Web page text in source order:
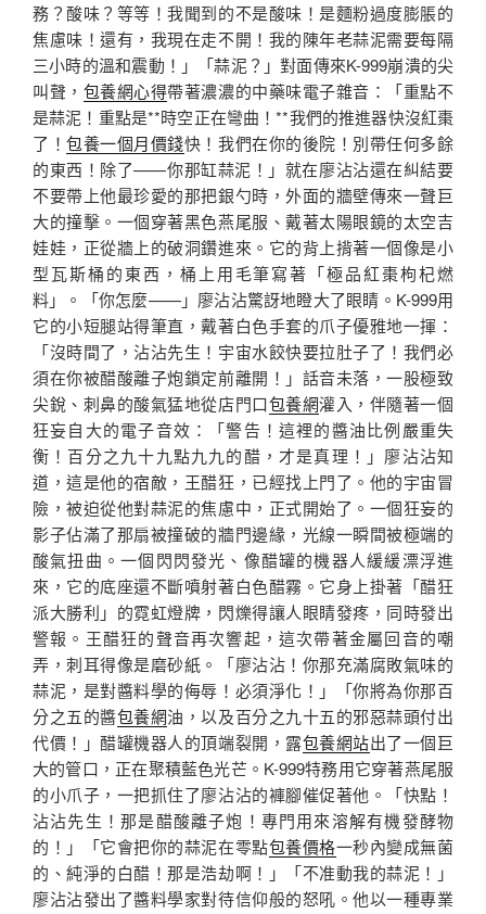
務？酸味？等等！我聞到的不是酸味！是麵粉過度膨脹的
焦慮味！還有，我現在走不開！我的陳年老蒜泥需要每隔
三小時的溫和震動！」「蒜泥？」對面傳來K-999崩潰的尖
叫聲， 包養網心得帶著濃濃的中藥味電子雜音：「重點不
是蒜泥！重點是**時空正在彎曲！**我們的推進器快沒紅棗
了！包養一個月價錢快！我們在你的後院！別帶任何多餘
的東西！除了——你那缸蒜泥！」就在廖沾沾還在糾結要
不要帶上他最珍愛的那把銀勺時，外面的牆壁傳來一聲巨
大的撞擊。一個穿著黑色燕尾服、戴著太陽眼鏡的太空吉
娃娃，正從牆上的破洞鑽進來。它的背上揹著一個像是小
型瓦斯桶的東西，桶上用毛筆寫著「極品紅棗枸杞燃
料」。「你怎麼——」廖沾沾驚訝地瞪大了眼睛。K-999用
它的小短腿站得筆直，戴著白色手套的爪子優雅地一揮：
「沒時間了，沾沾先生！宇宙水餃快要拉肚子了！我們必
須在你被醋酸離子炮鎖定前離開！」話音未落，一股極致
尖銳、刺鼻的酸氣猛地從店門口包養網灌入，伴隨著一個
狂妄自大的電子音效：「警告！這裡的醬油比例嚴重失
衡！百分之九十九點九九的醋，才是真理！」廖沾沾知
道，這是他的宿敵，王醋狂，已經找上門了。他的宇宙冒
險，被迫從他對蒜泥的焦慮中，正式開始了。一個狂妄的
影子佔滿了那扇被撞破的牆門邊緣，光線一瞬間被極端的
酸氣扭曲。一個閃閃發光、像醋罐的機器人緩緩漂浮進
來，它的底座還不斷噴射著白色醋霧。它身上掛著「醋狂
派大勝利」的霓虹燈牌，閃爍得讓人眼睛發疼，同時發出
警報。王醋狂的聲音再次響起，這次帶著金屬回音的嘲
弄，刺耳得像是磨砂紙。「廖沾沾！你那充滿腐敗氣味的
蒜泥，是對醬料學的侮辱！必須淨化！」「你將為你那百
分之五的醬包養網油，以及百分之九十五的邪惡蒜頭付出
代價！」醋罐機器人的頂端裂開，露包養網站出了一個巨
大的管口，正在聚積藍色光芒。K-999特務用它穿著燕尾服
的小爪子，一把抓住了廖沾沾的褲腳催促著他。「快點！
沾沾先生！那是醋酸離子炮！專門用來溶解有機發酵物
的！」「它會把你的蒜泥在零點包養價格一秒內變成無菌
的、純淨的白醋！那是浩劫啊！」「不准動我的蒜泥！」
廖沾沾發出了醬料學家對待信仰般的怒吼。他以一種專業